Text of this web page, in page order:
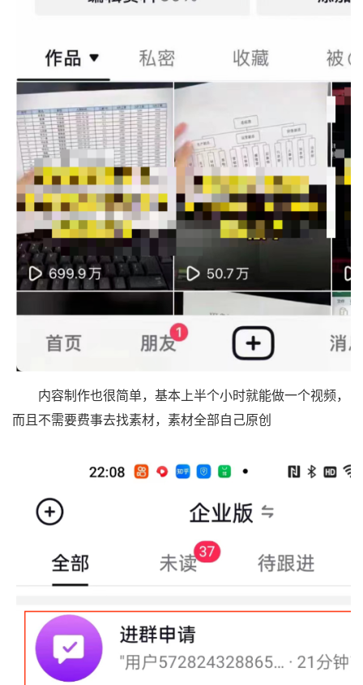
内容制作也很简单，基本上半个小时就能做一个视频，
而且不需要费事去找素材，素材全部自己原创